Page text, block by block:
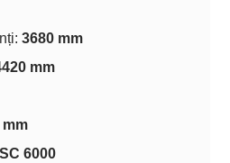
3680 mm
mm
mm
6000